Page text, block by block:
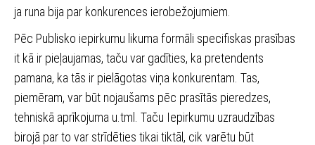
ja runa bija par konkurences ierobežojumiem.
Pēc Publisko iepirkumu likuma formāli specifiskas prasības
it kā ir pieļaujamas, taču var gadīties, ka pretendents
pamana, ka tās ir pielāgotas viņa konkurentam. Tas,
piemēram, var būt nojaušams pēc prasītās pieredzes,
tehniskā aprīkojuma u.tml. Taču Iepirkumu uzraudzības
birojā par to var strīdēties tikai tiktāl, cik varētu būt